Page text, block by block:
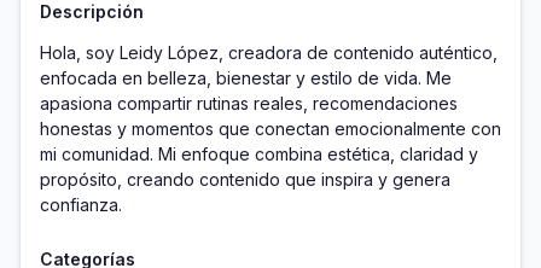
Descripción
Hola, soy Leidy López, creadora de contenido auténtico,
enfocada en belleza, bienestar y estilo de vida. Me
apasiona compartir rutinas reales, recomendaciones
honestas y momentos que conectan emocionalmente con
mi comunidad. Mi enfoque combina estética, claridad y
propósito, creando contenido que inspira y genera
Categorías